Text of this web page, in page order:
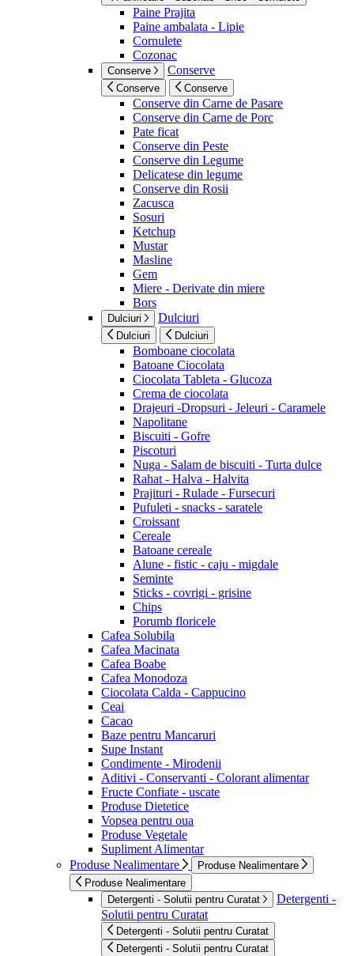
Paine Prajita
Paine ambalata - Lipie
Cornulete
Cozonac
Conserve Conserve
Conserve Conserve
Conserve din Carne de Pasare
Conserve din Carne de Porc
Pate ficat
Conserve din Peste
Conserve din Legume
Delicatese din legume
Conserve din Rosii
Zacusca
Sosuri
Ketchup
Mustar
Masline
Gem
Miere - Derivate din miere
Bors
Dulciuri Dulciuri
Dulciuri Dulciuri
Bomboane ciocolata
Batoane Ciocolata
Ciocolata Tableta - Glucoza
Crema de ciocolata
Drajeuri -Dropsuri - Jeleuri - Caramele
Napolitane
Biscuiti - Gofre
Piscoturi
Nuga - Salam de biscuiti - Turta dulce
Rahat - Halva - Halvita
Prajituri - Rulade - Fursecuri
Pufuleti - snacks - saratele
Croissant
Cereale
Batoane cereale
Alune - fistic - caju - migdale
Seminte
Sticks - covrigi - grisine
Chips
Porumb floricele
Cafea Solubila
Cafea Macinata
Cafea Boabe
Cafea Monodoza
Ciocolata Calda - Cappucino
Ceai
Cacao
Baze pentru Mancaruri
Supe Instant
Condimente - Mirodenii
Aditivi - Conservanti - Colorant alimentar
Fructe Confiate - uscate
Produse Dietetice
Vopsea pentru oua
Produse Vegetale
Supliment Alimentar
Produse Nealimentare
Produse Nealimentare
Produse Nealimentare
Detergenti - Solutii pentru Curatat
Detergenti -
Solutii pentru Curatat
Detergenti - Solutii pentru Curatat
Detergenti - Solutii pentru Curatat